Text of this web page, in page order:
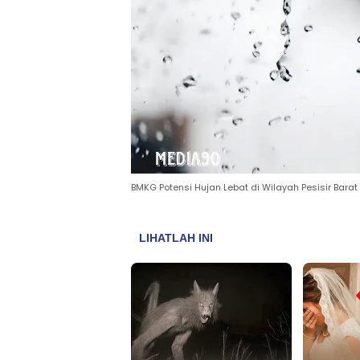
BMKG Potensi Hujan Lebat di Wilayah Pesisir Barat